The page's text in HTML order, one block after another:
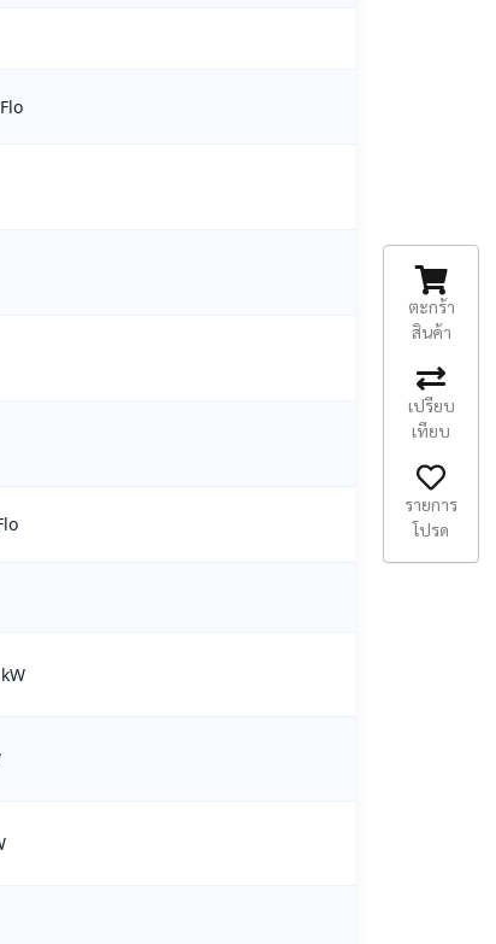
ตะกร้า
สินค้า
เปรียบ
เทียบ
รายการ
โปรด